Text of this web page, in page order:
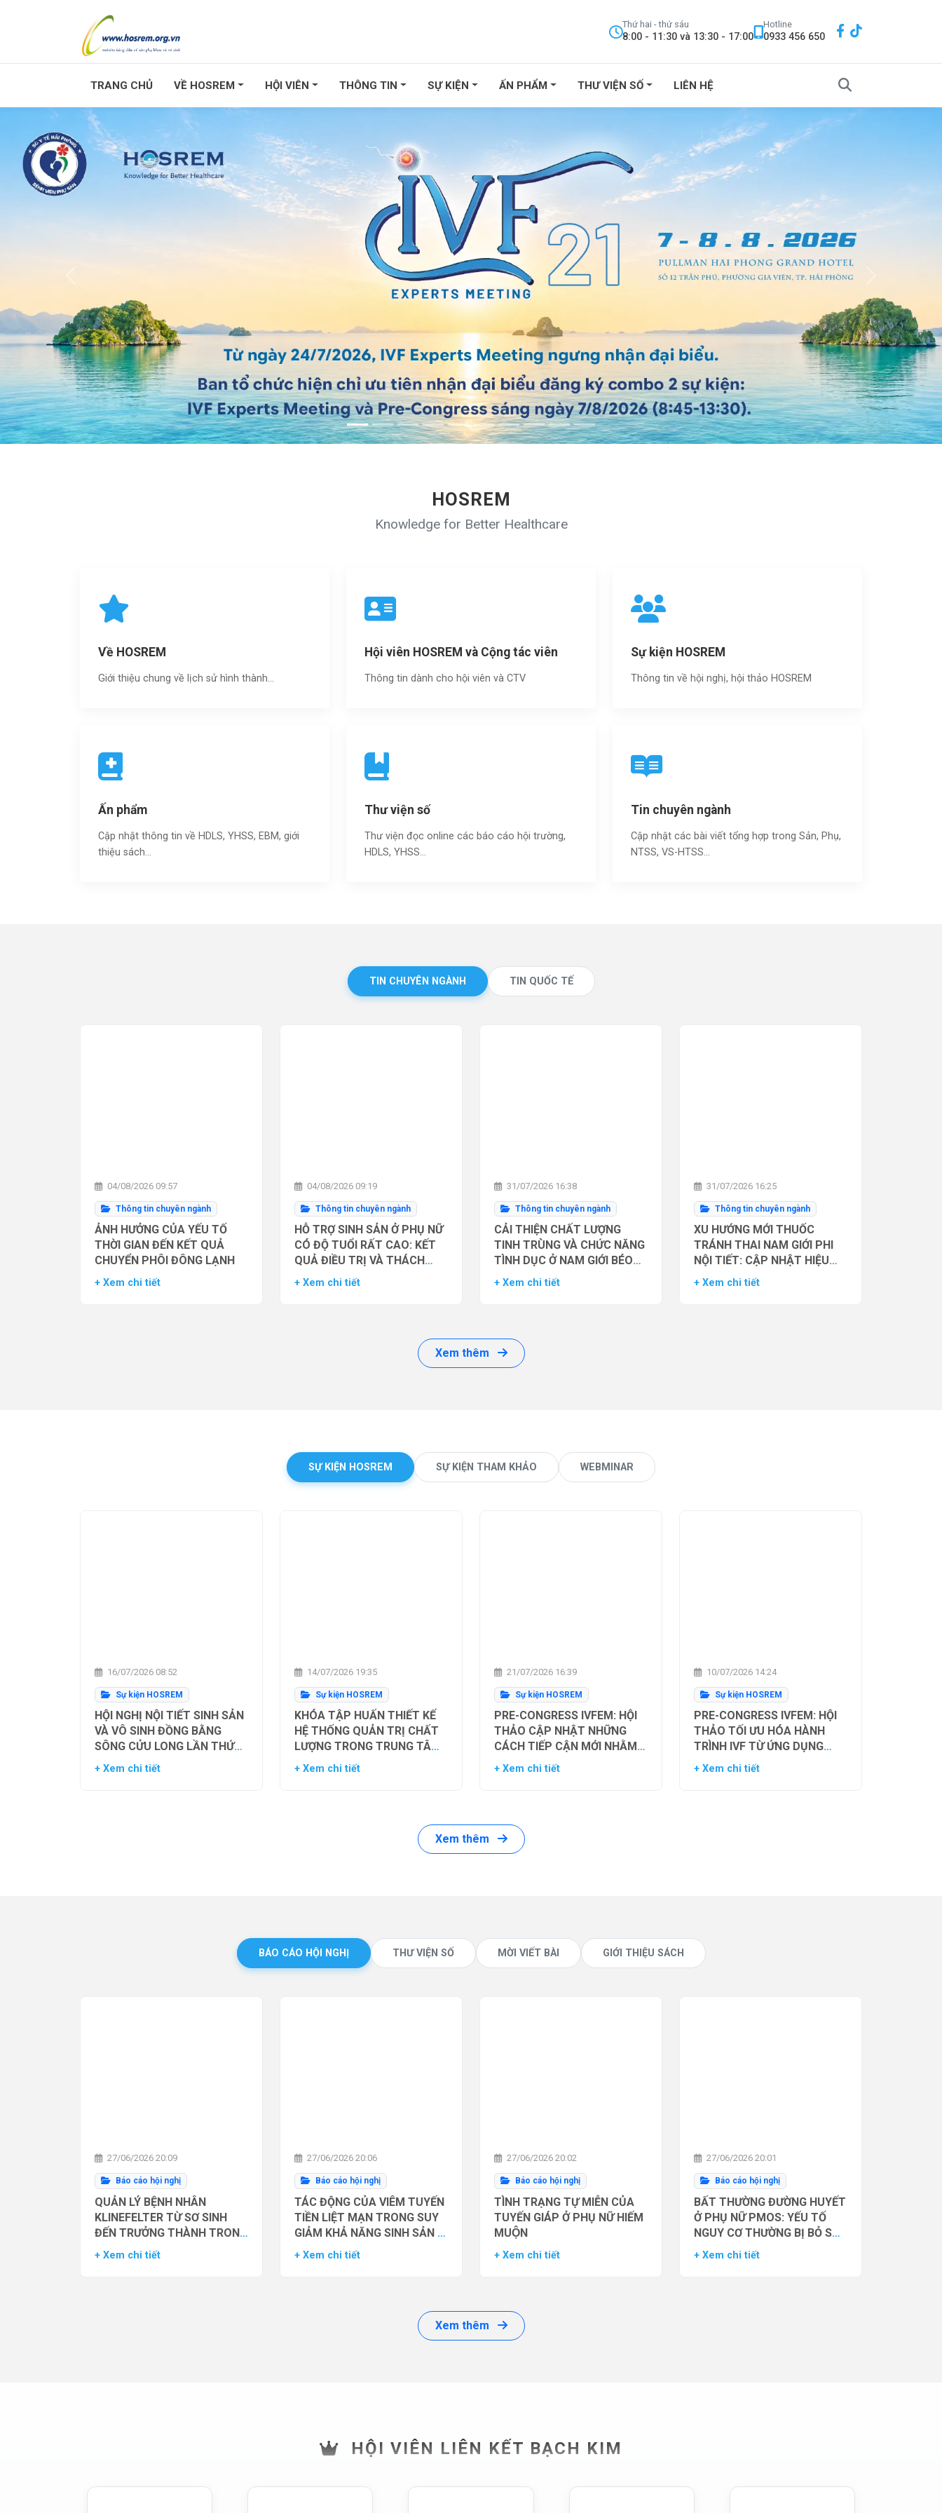
Thứ hai - thứ sáu
8:00 - 11:30 và 13:30 - 17:00
Hotline
0933 456 650
TRANG CHỦ VỀ HOSREM HỘI VIÊN THÔNG TIN SỰ KIỆN ẤN PHẨM THƯ VIỆN SỐ LIÊN HỆ
HOSREM
Knowledge for Better Healthcare
Về HOSREM
Giới thiệu chung về lịch sử hình thành...
Hội viên HOSREM và Cộng tác viên
Thông tin dành cho hội viên và CTV
Sự kiện HOSREM
Thông tin về hội nghị, hội thảo HOSREM
Ấn phẩm
Cập nhật thông tin về HDLS, YHSS, EBM, giới
thiệu sách…
Thư viện số
Thư viện đọc online các báo cáo hội trường,
HDLS, YHSS…
Tin chuyên ngành
Cập nhật các bài viết tổng hợp trong Sản, Phụ,
NTSS, VS-HTSS...
TIN CHUYÊN NGÀNH TIN QUỐC TẾ
04/08/2026 09:57
Thông tin chuyên ngành
ẢNH HƯỞNG CỦA YẾU TỐ
THỜI GIAN ĐẾN KẾT QUẢ
CHUYỂN PHÔI ĐÔNG LẠNH
+ Xem chi tiết
04/08/2026 09:19
Thông tin chuyên ngành
HỖ TRỢ SINH SẢN Ở PHỤ NỮ
CÓ ĐỘ TUỔI RẤT CAO: KẾT
QUẢ ĐIỀU TRỊ VÀ THÁCH
THỨC LÂM SÀNG
+ Xem chi tiết
31/07/2026 16:38
Thông tin chuyên ngành
CẢI THIỆN CHẤT LƯỢNG
TINH TRÙNG VÀ CHỨC NĂNG
TÌNH DỤC Ở NAM GIỚI BÉO
PHÌ BẰNG THUỐC ĐỒNG VẬN
+ Xem chi tiết
31/07/2026 16:25
Thông tin chuyên ngành
XU HƯỚNG MỚI THUỐC
TRÁNH THAI NAM GIỚI PHI
NỘI TIẾT: CẬP NHẬT HIỆU
QUẢ THỬ NGHIỆM LÂM
+ Xem chi tiết
Xem thêm
SỰ KIỆN HOSREM SỰ KIỆN THAM KHẢO WEBMINAR
16/07/2026 08:52
Sự kiện HOSREM
HỘI NGHỊ NỘI TIẾT SINH SẢN
VÀ VÔ SINH ĐỒNG BẰNG
SÔNG CỬU LONG LẦN THỨ
NHẤT
+ Xem chi tiết
14/07/2026 19:35
Sự kiện HOSREM
KHÓA TẬP HUẤN THIẾT KẾ
HỆ THỐNG QUẢN TRỊ CHẤT
LƯỢNG TRONG TRUNG TÂM
THỤ TINH TRONG ỐNG
+ Xem chi tiết
21/07/2026 16:39
Sự kiện HOSREM
PRE-CONGRESS IVFEM: HỘI
THẢO CẬP NHẬT NHỮNG
CÁCH TIẾP CẬN MỚI NHẰM
TỐI ƯU HÓA TỶ LỆ THÀNH
+ Xem chi tiết
10/07/2026 14:24
Sự kiện HOSREM
PRE-CONGRESS IVFEM: HỘI
THẢO TỐI ƯU HÓA HÀNH
TRÌNH IVF TỪ ỨNG DỤNG
HIỆN TẠI ĐẾN XU HƯỚNG
+ Xem chi tiết
Xem thêm
BÁO CÁO HỘI NGHỊ THƯ VIỆN SỐ MỜI VIẾT BÀI GIỚI THIỆU SÁCH
27/06/2026 20:09
Báo cáo hội nghị
QUẢN LÝ BỆNH NHÂN
KLINEFELTER TỪ SƠ SINH
ĐẾN TRƯỞNG THÀNH TRONG
THỰC HÀNH HỖ TRỢ SINH
+ Xem chi tiết
27/06/2026 20:06
Báo cáo hội nghị
TÁC ĐỘNG CỦA VIÊM TUYẾN
TIỀN LIỆT MẠN TRONG SUY
GIẢM KHẢ NĂNG SINH SẢN Ở
NAM GIỚI
+ Xem chi tiết
27/06/2026 20:02
Báo cáo hội nghị
TÌNH TRẠNG TỰ MIỄN CỦA
TUYẾN GIÁP Ở PHỤ NỮ HIẾM
MUỘN
+ Xem chi tiết
27/06/2026 20:01
Báo cáo hội nghị
BẤT THƯỜNG ĐƯỜNG HUYẾT
Ở PHỤ NỮ PMOS: YẾU TỐ
NGUY CƠ THƯỜNG BỊ BỎ SÓT
– DỮ LIỆU TỪ NGHIÊN CỨU
+ Xem chi tiết
Xem thêm
HỘI VIÊN LIÊN KẾT BẠCH KIM